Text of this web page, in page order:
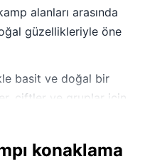
alanları arasında
güzellikleriyle öne
basit ve doğal bir
çiftler ve gruplar için
vakit geçirmek
hazırlıklı
konaklama